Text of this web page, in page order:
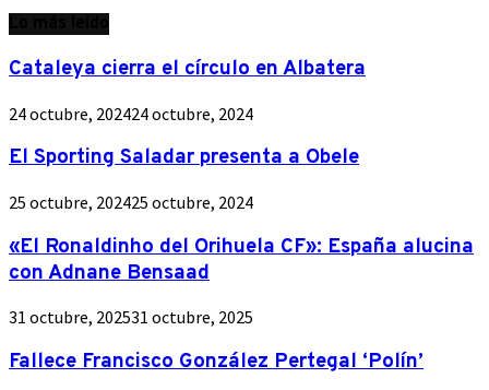
Cataleya cierra el círculo en Albatera
24 octubre, 202424 octubre, 2024
El Sporting Saladar presenta a Obele
25 octubre, 202425 octubre, 2024
«El Ronaldinho del Orihuela CF»: España alucina
con Adnane Bensaad
31 octubre, 202531 octubre, 2025
Fallece Francisco González Pertegal ‘Polín’